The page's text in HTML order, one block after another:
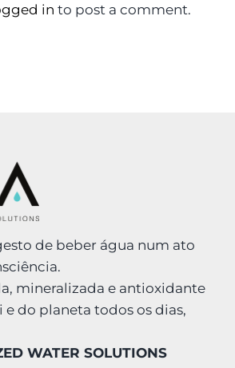
in to post a comment.
de beber água num ato
mineralizada e antioxidante
e do planeta todos os dias,
WATER SOLUTIONS